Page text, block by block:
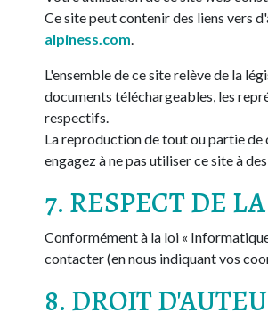
Ce site peut contenir des liens vers
alpiness.com
L'ensemble de ce site relève de la
documents téléchargeables, les
respectifs.
La reproduction de tout ou partie
engagez à ne pas utiliser ce site à
7. RESPECT DE
Conformément à la loi «
contacter (en nous indiquant vos
8. DROIT